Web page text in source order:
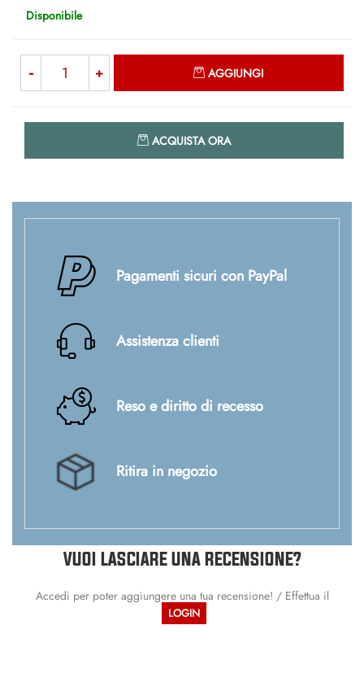
Disponibile
AGGIUNGI
ACQUISTA ORA
Pagamenti sicuri con PayPal
Assistenza clienti
Reso e diritto di recesso
Ritira in negozio
VUOI LASCIARE UNA RECENSIONE?
Accedi per poter aggiungere una tua recensione! / Effettua il
LOGIN